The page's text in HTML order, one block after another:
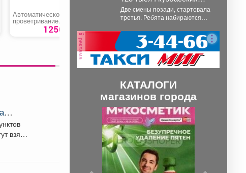
Автоматическое
проветривание
теплицы
«Термопривод 300С»
1256 руб.
Долговременная
укладка
850 руб.
Замена проводки
20000
взять
детей.
Две смены позади, стартовала
третья. Ребята набираются
годом в лагерях, санаториях...
реклама
КАТАЛОГИ
магазинов города